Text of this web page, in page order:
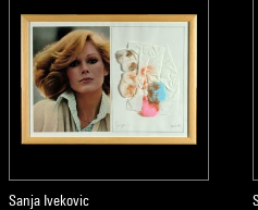
Sanja Ivekovic